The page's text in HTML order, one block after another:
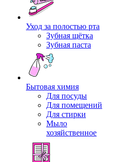
Уход за полостью рта
Зубная щётка
Зубная паста
Бытовая химия
Для посуды
Для помещений
Для стирки
Мыло
хозяйственное